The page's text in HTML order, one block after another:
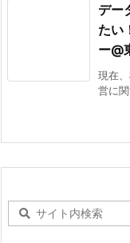
デー
たい
ー@
現在
営に